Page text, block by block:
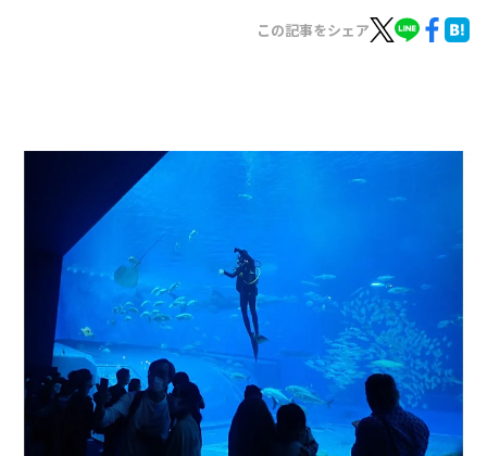
イベント・グッズ
YouTube
会社情報
この記事をシェア